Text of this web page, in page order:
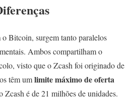
Bitcoin, surgem tanto paralelos
Ambos compartilham o
visto que o Zcash foi originado de
têm umlimite máximo de oferta
Zcash é de 21 milhões de unidades.